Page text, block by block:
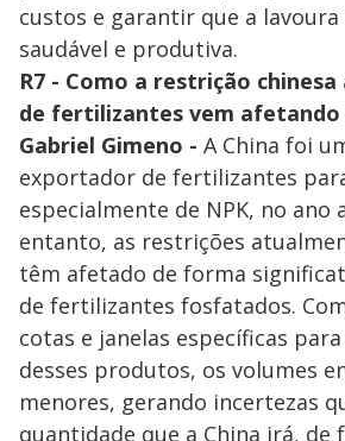
custos e garantir que a
saudável e produtiva.
R7 - Como a restrição
de fertilizantes vem afetando
Gabriel Gimeno - A China foi
exportador de fertilizantes
especialmente de NPK, no ano
entanto, as restrições
têm afetado de forma
de fertilizantes fosfatados.
cotas e janelas específicas
desses produtos, os volumes
menores, gerando incertezas
quantidade que a China irá,